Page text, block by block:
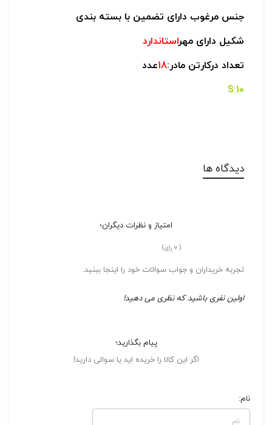
جنس مرغوب دارای تضمین با بسته بندی
شکیل دارای مهراستاندارد
تعداد درکارتن مادر:18عدد
10:S
دیدگاه ها
امتیاز و نظرات دیگران؛
(
0 رای)
تجربه خریداران و جواب سوالات خود را اینجا ببنید.
اولین نفری باشید که نظری می دهید!
پیام بگذارید؛
اگر این کالا را خریده اید یا سوالی دارید!
نام: